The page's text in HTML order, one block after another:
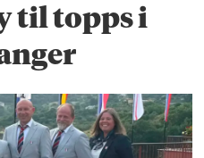
til topps i